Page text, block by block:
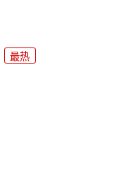
最热